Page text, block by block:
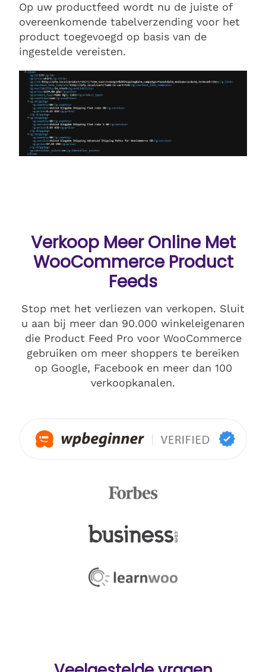
Op uw productfeed wordt nu de juiste of
overeenkomende tabelverzending voor het
product toegevoegd op basis van de
ingestelde vereisten.
Verkoop Meer Online Met
WooCommerce Product
Feeds
Stop met het verliezen van verkopen. Sluit
u aan bij meer dan 90.000 winkeleigenaren
die Product Feed Pro voor WooCommerce
gebruiken om meer shoppers te bereiken
op Google, Facebook en meer dan 100
verkoopkanalen.